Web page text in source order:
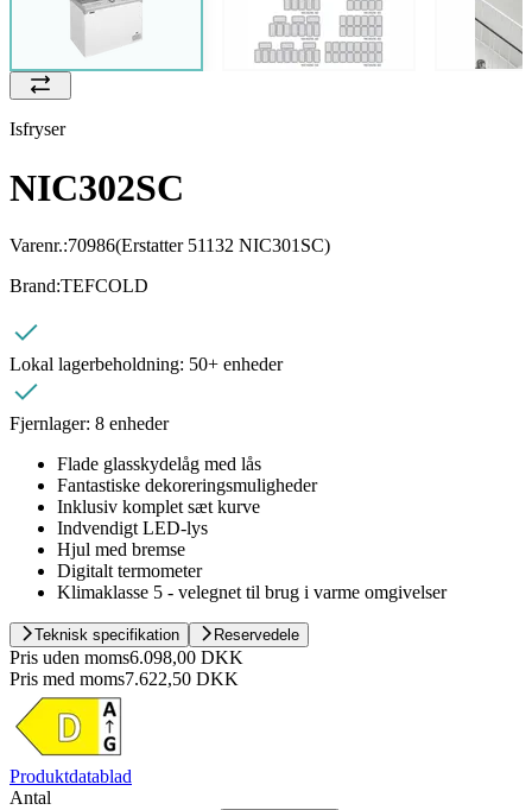
Isfryser
NIC302SC
Varenr.:70986(Erstatter 51132 NIC301SC)
Brand:TEFCOLD
Lokal lagerbeholdning: 50+ enheder
Fjernlager: 8 enheder
Flade glasskydelåg med lås
Fantastiske dekoreringsmuligheder
Inklusiv komplet sæt kurve
Indvendigt LED-lys
Hjul med bremse
Digitalt termometer
Klimaklasse 5 - velegnet til brug i varme omgivelser
Teknisk specifikation Reservedele
Pris uden moms6.098,00 DKK
Pris med moms7.622,50 DKK
Produktdatablad
Antal